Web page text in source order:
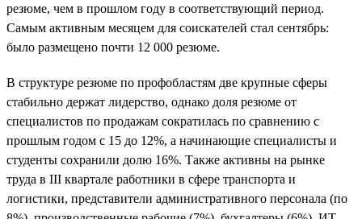
резюме, чем в прошлом году в соответствующий период.
Самым активным месяцем для соискателей стал сентябрь:
было размещено почти 12 000 резюме.
В структуре резюме по профобластям две крупные сферы
стабильно держат лидерство, однако доля резюме от
специалистов по продажам сократилась по сравнению с
прошлым годом с 15 до 12%, а начинающие специалисты и
студенты сохранили долю 16%. Также активны на рынке
труда в III квартале работники в сфере транспорта и
логистики, представители административного персонала (по